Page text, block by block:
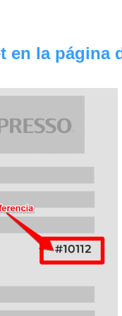
en la página